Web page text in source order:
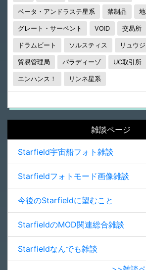
ベータ・アンドラステ星系 禁制品
グレート・サーペント VOID 交易所
ドラムビート ソルスティス リュウ
貿易管理局 パラディーゾ UC取引所
エンハンス！ リンネ星系
雑談ページ
Starfield宇宙船フォト雑談
Starfieldフォトモード画像雑談
今後のStarfieldに望むこと
StarfieldのMOD関連総合雑談
Starfieldなんでも雑談